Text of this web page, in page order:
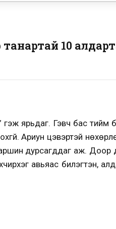
10
гэж ярьдаг. Гэвч бас
Ариун цэвэртэй
дурсагддаг аж.
авьяас билэгтэн,